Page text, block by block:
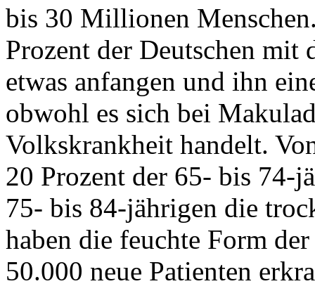
bis 30 Millionen
Prozent der Deutschen
etwas anfangen und ihn
obwohl es sich bei
Volkskrankheit handelt.
20 Prozent der 65- bis 74-
75- bis 84-jährigen die
haben die feuchte Form
50.000 neue Patienten